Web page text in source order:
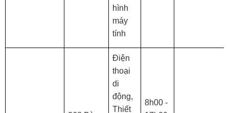
hình
máy
tính
Điện
thoại
di
động,
Thiết
8h00 -